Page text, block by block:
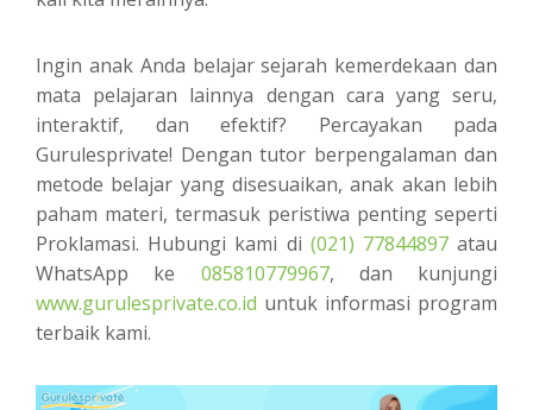
Ingin anak Anda belajar sejarah kemerdekaan dan
mata pelajaran lainnya dengan cara yang seru,
interaktif, dan efektif? Percayakan pada
Gurulesprivate! Dengan tutor berpengalaman dan
metode belajar yang disesuaikan, anak akan lebih
paham materi, termasuk peristiwa penting seperti
Proklamasi. Hubungi kami di (021) 77844897atau
WhatsApp ke 085810779967, dan kunjungi
www.gurulesprivate.co.id untuk informasi program
terbaik kami.